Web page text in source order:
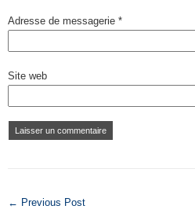
Adresse de messagerie *
Site web
← Previous Post